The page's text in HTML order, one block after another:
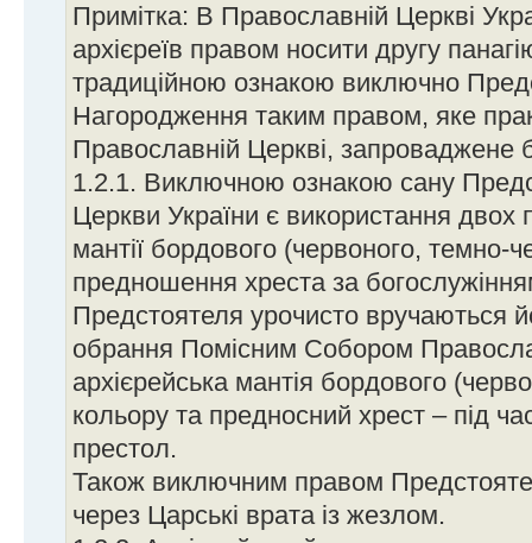
Примітка: В Православній Церкві
архієреїв правом носити другу
традиційною ознакою виключно
Нагородження таким правом, яке
Православній Церкві, запроваджене
1.2.1. Виключною ознакою сану
Церкви України є використання двох
мантії бордового (червоного, темно-
предношення хреста за
Предстоятеля урочисто вручаються
обрання Помісним Собором
архієрейська мантія бордового
кольору та предносний хрест – під час
престол.
Також виключним правом
через Царські врата із жезлом.